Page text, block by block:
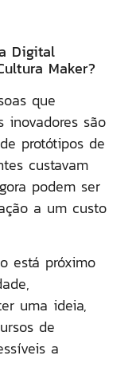
Digital
Maker?
que
inovadores são
protótipos de
custavam
podem ser
a um custo
está próximo
uma ideia,
de
a